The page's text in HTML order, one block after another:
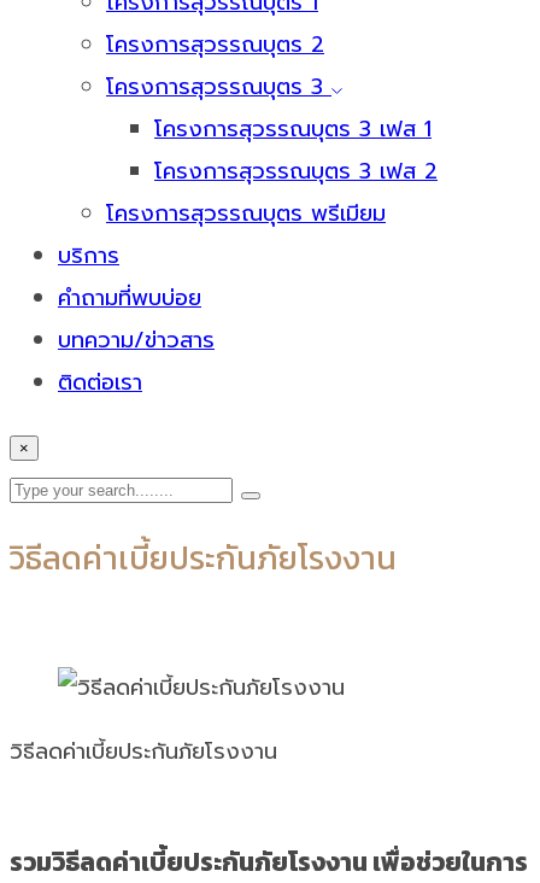
โครงการสุวรรณบุตร 2
โครงการสุวรรณบุตร 3
โครงการสุวรรณบุตร 3 เฟส 1
โครงการสุวรรณบุตร 3 เฟส 2
โครงการสุวรรณบุตร พรีเมียม
บริการ
คำถามที่พบบ่อย
บทความ/ข่าวสาร
ติดต่อเรา
×
วิธีลดค่าเบี้ยประกันภัยโรงงาน
วิธีลดค่าเบี้ยประกันภัยโรงงาน
รวมวิธีลดค่าเบี้ยประกันภัยโรงงาน เพื่อช่วยในการ